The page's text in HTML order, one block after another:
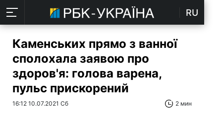
RU
Каменських прямо з ванної
сполохала заявою про
здоров'я: голова варена,
пульс прискорений
16:12 10.07.2021 Сб 2 мин